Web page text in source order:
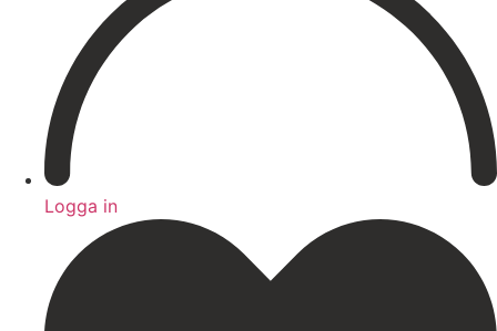
Om oss
Kontakt – Öppettider
Registrera dig till vårt nyhetsbrev!
Expertis
Priser
Boka
Logga in